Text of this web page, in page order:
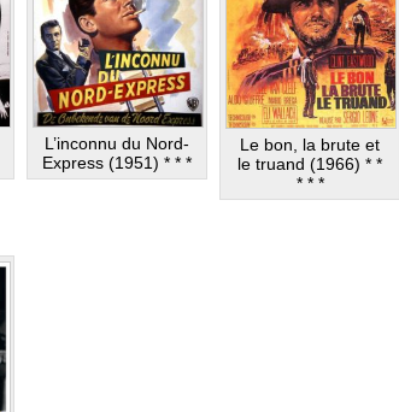
L’inconnu du Nord-
Express (1951) * * *
Le bon, la brute et
le truand (1966) * *
* * *